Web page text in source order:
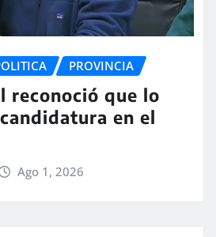
PROVINCIA
reconoció que lo
en el
Ago 1, 2026